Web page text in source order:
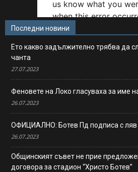
Последни новини
Ето какво задължително трябва да
чанта
27.07.2023
Феновете на Локо гласуваха за име
26.07.2023
ОФИЦИАЛНО: Ботев Пд подписа с ляв
26.07.2023
Общинският съвет не прие
договора за стадион “Христо Ботев”